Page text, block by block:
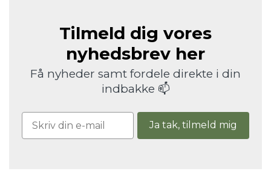
Tilmeld dig vores
nyhedsbrev her
Få nyheder samt fordele direkte i din
indbakke 📫
Ja tak, tilmeld mig